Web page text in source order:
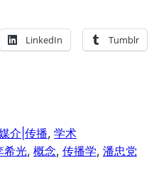
LinkedIn Tumblr
介|传播, 学术
希光, 概念, 传播学, 潘忠党